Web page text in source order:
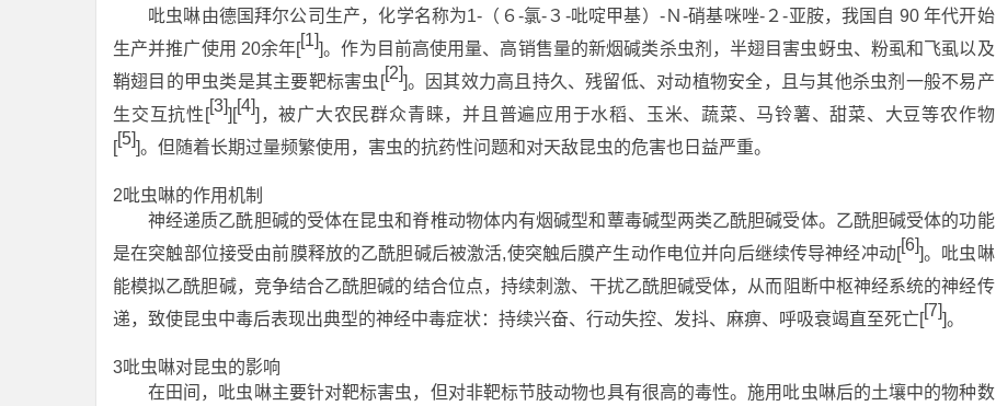
吡虫啉由德国拜尔公司生产，化学名称为1-（６-氯-３-吡啶甲基）-Ｎ-硝基咪唑-２-亚胺，我国自 90 年代开始
生产并推广使用 20余年[[1]]。作为目前高使用量、高销售量的新烟碱类杀虫剂，半翅目害虫蚜虫、粉虱和飞虱以及
鞘翅目的甲虫类是其主要靶标害虫[[2]]。因其效力高且持久、残留低、对动植物安全，且与其他杀虫剂一般不易产
生交互抗性[[3]][[4]]，被广大农民群众青睐，并且普遍应用于水稻、玉米、蔬菜、马铃薯、甜菜、大豆等农作物
[[5]]。但随着长期过量频繁使用，害虫的抗药性问题和对天敌昆虫的危害也日益严重。
2吡虫啉的作用机制
神经递质乙酰胆碱的受体在昆虫和脊椎动物体内有烟碱型和蕈毒碱型两类乙酰胆碱受体。乙酰胆碱受体的功能
是在突触部位接受由前膜释放的乙酰胆碱后被激活,使突触后膜产生动作电位并向后继续传导神经冲动[[6]]。吡虫啉
能模拟乙酰胆碱，竞争结合乙酰胆碱的结合位点，持续刺激、干扰乙酰胆碱受体，从而阻断中枢神经系统的神经传
递，致使昆虫中毒后表现出典型的神经中毒症状：持续兴奋、行动失控、发抖、麻痹、呼吸衰竭直至死亡[[7]]。
3吡虫啉对昆虫的影响
在田间，吡虫啉主要针对靶标害虫，但对非靶标节肢动物也具有很高的毒性。施用吡虫啉后的土壤中的物种数